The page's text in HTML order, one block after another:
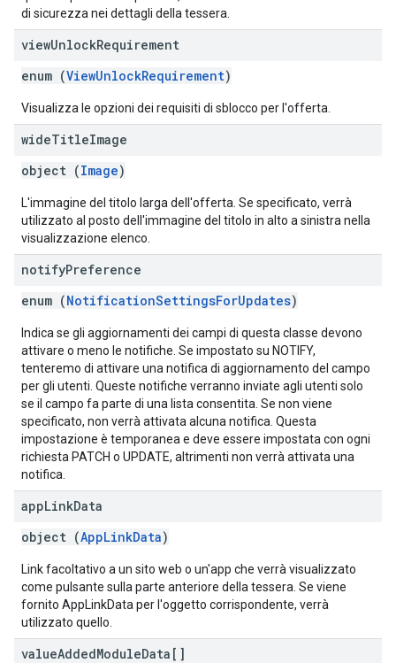
di sicurezza nei dettagli della tessera.
viewUnlockRequirement
enum (ViewUnlockRequirement)
Visualizza le opzioni dei requisiti di sblocco per l'offerta.
wideTitleImage
object (Image)
L'immagine del titolo larga dell'offerta. Se specificato, verrà
utilizzato al posto dell'immagine del titolo in alto a sinistra nella
visualizzazione elenco.
notifyPreference
enum (NotificationSettingsForUpdates)
Indica se gli aggiornamenti dei campi di questa classe devono
attivare o meno le notifiche. Se impostato su NOTIFY,
tenteremo di attivare una notifica di aggiornamento del campo
per gli utenti. Queste notifiche verranno inviate agli utenti solo
se il campo fa parte di una lista consentita. Se non viene
specificato, non verrà attivata alcuna notifica. Questa
impostazione è temporanea e deve essere impostata con ogni
richiesta PATCH o UPDATE, altrimenti non verrà attivata una
notifica.
appLinkData
object (AppLinkData)
Link facoltativo a un sito web o un'app che verrà visualizzato
come pulsante sulla parte anteriore della tessera. Se viene
fornito AppLinkData per l'oggetto corrispondente, verrà
utilizzato quello.
valueAddedModuleData[]